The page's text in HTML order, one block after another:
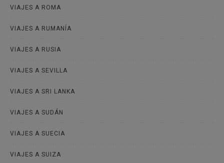
VIAJES A ROMA
VIAJES A RUMANÍA
VIAJES A RUSIA
VIAJES A SEVILLA
VIAJES A SRI LANKA
VIAJES A SUDÁN
VIAJES A SUECIA
VIAJES A SUIZA